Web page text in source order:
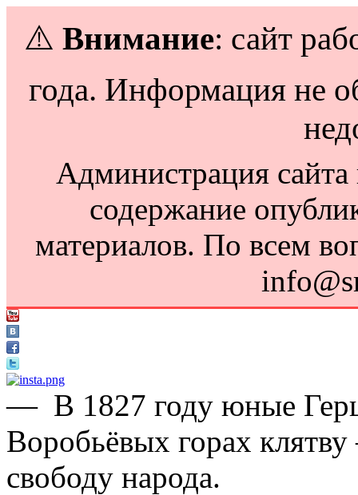
⚠️ Внимание: сайт
года. Информация не
Администрация сайта
содержание
материалов. По всем
— В 1827 году юные
Воробьёвых горах
свободу народа.